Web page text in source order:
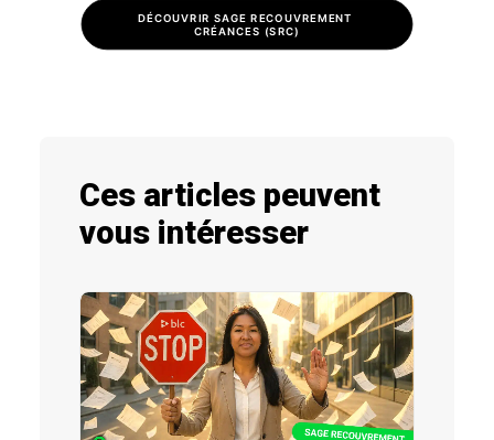
DÉCOUVRIR SAGE RECOUVREMENT
CRÉANCES (SRC)
Ces articles peuvent
vous intéresser